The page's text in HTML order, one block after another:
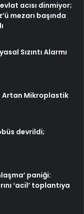
acısı dinmiyor;
mezarı başında
Sızıntı Alarmı
Artan Mikroplastik
devrildi;
paniği:
‘acil’ toplantıya